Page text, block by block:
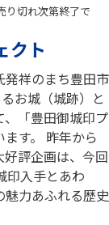
り切れ次第終了で
クト
発祥のまち豊田市
お城（城跡）と
、「豊田御城印プ
す。 昨年から
評企画は、今回
印入手とあわ
力あふれる歴史